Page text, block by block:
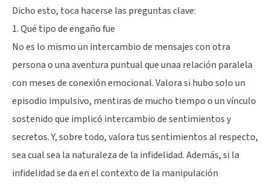
Dicho esto, toca hacerse las preguntas clave:
1. Qué tipo de engaño fue
No es lo mismo un intercambio de mensajes con otra
persona o una aventura puntual que unaa relación paralela
con meses de conexión emocional. Valora si hubo solo un
episodio impulsivo, mentiras de mucho tiempo o un vínculo
sostenido que implicó intercambio de sentimientos y
secretos. Y, sobre todo, valora tus sentimientos al respecto,
sea cual sea la naturaleza de la infidelidad. Además, si la
infidelidad se da en el contexto de la manipulación